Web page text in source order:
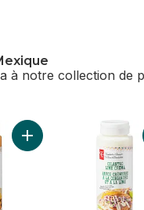
à notre collection de
du Mexique
Ajouter Sauce